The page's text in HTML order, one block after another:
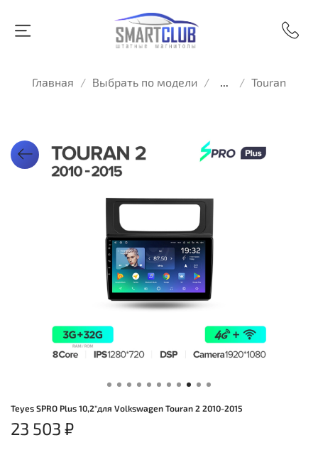
Главная Выбрать по модели ... Touran
Teyes SPRO Plus 10,2"для Volkswagen Touran 2 2010-2015
23 503 ₽